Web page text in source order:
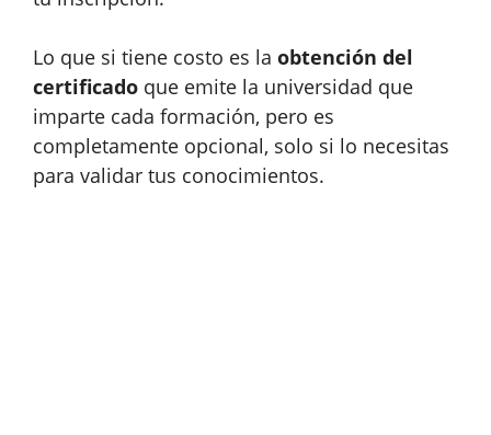
Lo que si tiene costo es la obtención del
certificado que emite la universidad que
imparte cada formación, pero es
completamente opcional, solo si lo necesitas
para validar tus conocimientos.